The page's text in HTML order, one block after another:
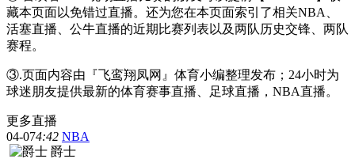
藏本页面以免错过直播。还为您在本页面索引了相关NBA、
活塞直播、公牛直播的近期比赛列表以及两队历史交锋、两队
赛程。
③.页面内容由『飞鸾翔凤网』体育小编整理发布；24小时为
球迷朋友提供最新的体育赛事直播、足球直播，NBA直播。
更多直播
04-074:42 NBA
爵士